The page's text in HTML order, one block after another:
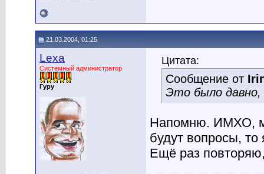
21.03.2004, 01:25
Lexa
Системный администратор
Гуру
Цитата:
Сообщение от
Это было давно,
Напомню. ИМХО,
будут вопросы,
Ещё раз